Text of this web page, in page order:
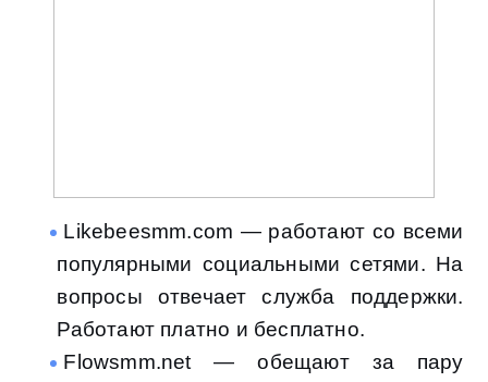
Likebeesmm.com — работают со всеми
популярными социальными сетями. На
вопросы отвечает служба поддержки.
Работают платно и бесплатно.
Flowsmm.net — обещают за пару